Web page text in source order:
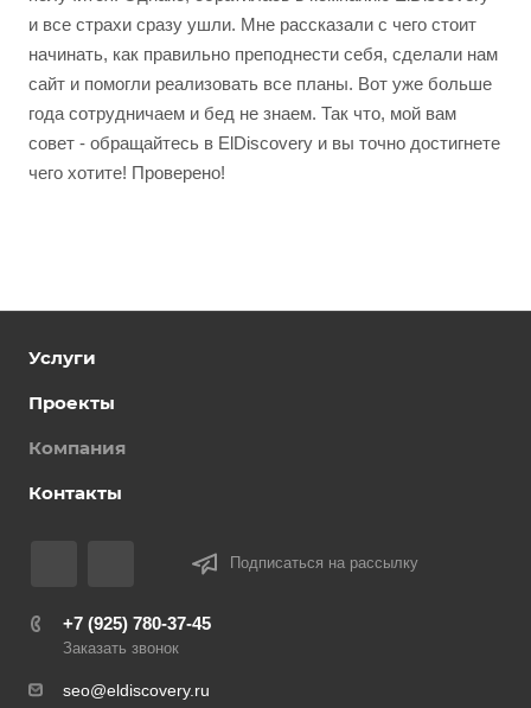
и все страхи сразу ушли. Мне рассказали с чего стоит
начинать, как правильно преподнести себя, сделали нам
сайт и помогли реализовать все планы. Вот уже больше
года сотрудничаем и бед не знаем. Так что, мой вам
совет - обращайтесь в ElDiscovery и вы точно достигнете
чего хотите! Проверено!
Услуги
Проекты
Компания
Контакты
Подписаться на рассылку
+7 (925) 780-37-45
Заказать звонок
seo@eldiscovery.ru